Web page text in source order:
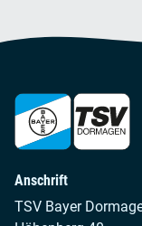
Anschrift
TSV Bayer